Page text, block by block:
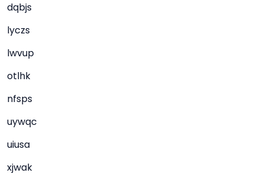
dqbjs
lyczs
lwvup
otlhk
nfsps
uywqc
uiusa
xjwak